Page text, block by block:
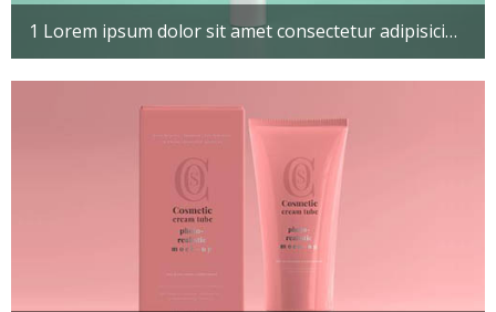
1 Lorem ipsum dolor sit amet consectetur adipisicing elit. Maxime mollitia, molestiae quas vel sint commodi repudiandae consequuntur voluptatum laborum numquam blanditiis harum quisquam